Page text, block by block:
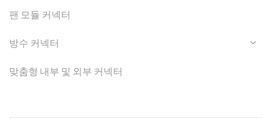
팬 모듈 커넥터
방수 커넥터
맞춤형 내부 및 외부 커넥터